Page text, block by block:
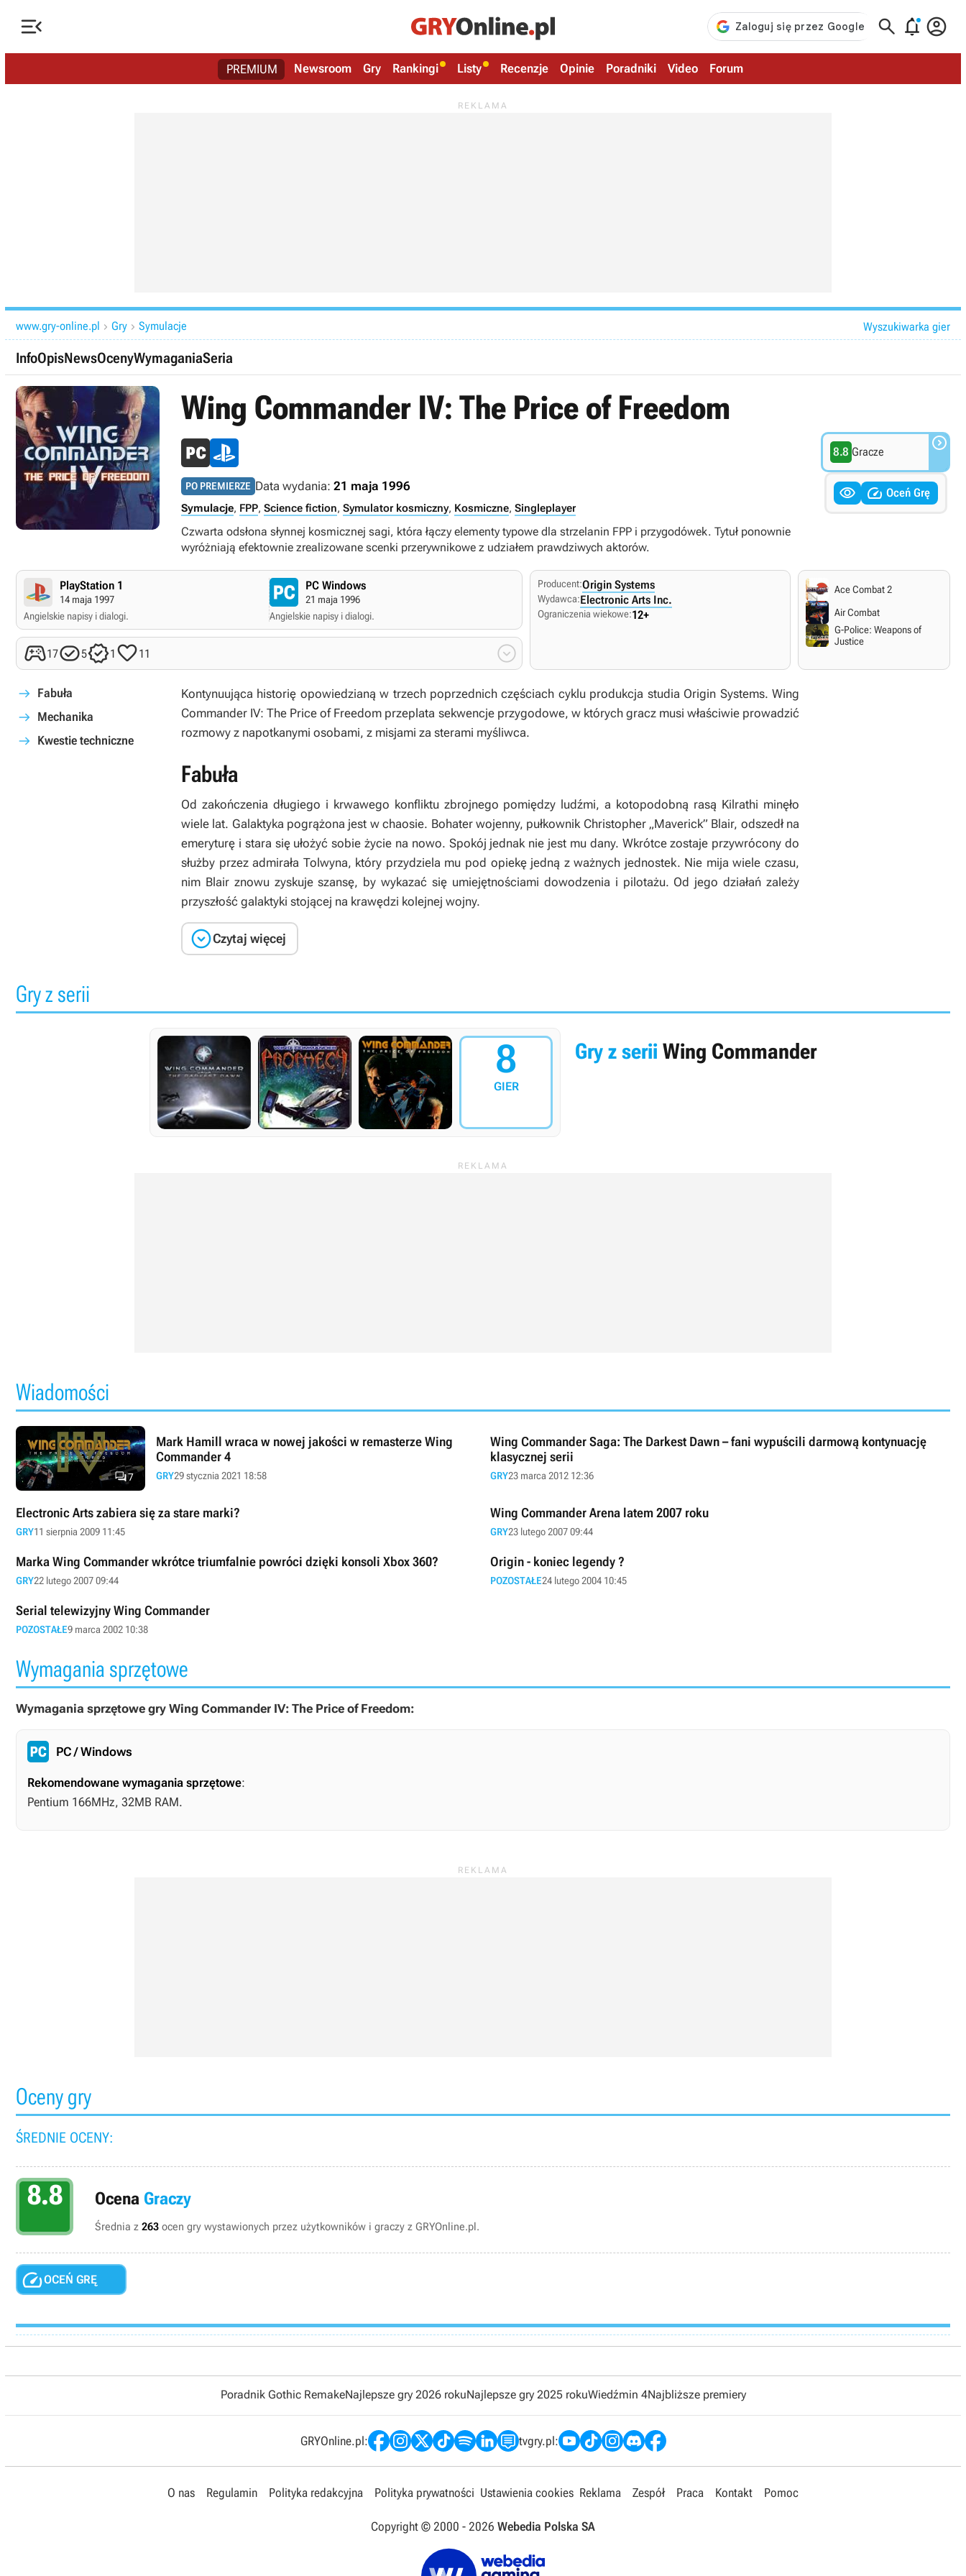
   
PREMIUM Newsroom Gry Rankingi Listy Recenzje Opinie Poradniki Video Forum
www.gry-online.pl  Gry  Symulacje Wyszukiwarka gier
InfoOpisNewsOcenyWymaganiaSeria
Wing Commander IV: The Price of Freedom
PO PREMIERZE Data wydania: 21 maja 1996
Symulacje, FPP, Science fiction, Symulator kosmiczny, Kosmiczne, Singleplayer
Czwarta odsłona słynnej kosmicznej sagi, która łączy elementy typowe dla strzelanin FPP i przygodówek. Tytuł ponownie
wyróżniają efektownie zrealizowane scenki przerywnikowe z udziałem prawdziwych aktorów.
8.8 Gracze 
  Oceń Grę
PlayStation 1
14 maja 1997
Angielskie napisy i dialogi.
PC Windows
21 maja 1996
Angielskie napisy i dialogi.
1751 11 
Producent:Origin Systems
Wydawca:Electronic Arts Inc.
Ograniczenia wiekowe:12+
Ace Combat 2
Air Combat
G-Police: Weapons of
Justice
Fabuła
Mechanika
Kwestie techniczne
Kontynuująca historię opowiedzianą w trzech poprzednich częściach cyklu produkcja studia Origin Systems. Wing
Commander IV: The Price of Freedom przeplata sekwencje przygodowe, w których gracz musi właściwie prowadzić
rozmowy z napotkanymi osobami, z misjami za sterami myśliwca.
Fabuła
Od zakończenia długiego i krwawego konfliktu zbrojnego pomiędzy ludźmi, a kotopodobną rasą Kilrathi minęło
wiele lat. Galaktyka pogrążona jest w chaosie. Bohater wojenny, pułkownik Christopher „Maverick” Blair, odszedł na
emeryturę i stara się ułożyć sobie życie na nowo. Spokój jednak nie jest mu dany. Wkrótce zostaje przywrócony do
służby przez admirała Tolwyna, który przydziela mu pod opiekę jedną z ważnych jednostek. Nie mija wiele czasu,
nim Blair znowu zyskuje szansę, by wykazać się umiejętnościami dowodzenia i pilotażu. Od jego działań zależy
przyszłość galaktyki stojącej na krawędzi kolejnej wojny.
Czytaj więcej
Gry z serii
8
GIER
Gry z serii Wing Commander
Wiadomości
7
Mark Hamill wraca w nowej jakości w remasterze Wing
Commander 4
GRY29 stycznia 2021 18:58
Wing Commander Saga: The Darkest Dawn – fani wypuścili darmową kontynuację
klasycznej serii
GRY23 marca 2012 12:36
Electronic Arts zabiera się za stare marki?
GRY11 sierpnia 2009 11:45
Wing Commander Arena latem 2007 roku
GRY23 lutego 2007 09:44
Marka Wing Commander wkrótce triumfalnie powróci dzięki konsoli Xbox 360?
GRY22 lutego 2007 09:44
Origin - koniec legendy ?
POZOSTAŁE24 lutego 2004 10:45
Serial telewizyjny Wing Commander
POZOSTAŁE9 marca 2002 10:38
Wymagania sprzętowe
Wymagania sprzętowe gry Wing Commander IV: The Price of Freedom:
PC / Windows
Rekomendowane wymagania sprzętowe:
Pentium 166MHz, 32MB RAM.
Oceny gry
ŚREDNIE OCENY:
8.8 Ocena Graczy
Średnia z 263 ocen gry wystawionych przez użytkowników i graczy z GRYOnline.pl.
OCEŃ GRĘ
Poradnik Gothic RemakeNajlepsze gry 2026 rokuNajlepsze gry 2025 rokuWiedźmin 4Najbliższe premiery
GRYOnline.pl: tvgry.pl:
O nas Regulamin Polityka redakcyjna Polityka prywatności Ustawienia cookies Reklama Zespół Praca Kontakt Pomoc
Copyright © 2000 - 2026 Webedia Polska SA